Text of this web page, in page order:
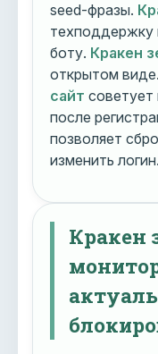
seed-фразы.
техподдержку
боту. Кракен
открытом виде.
сайт советует
после
позволяет
изменить логин.
Кракен